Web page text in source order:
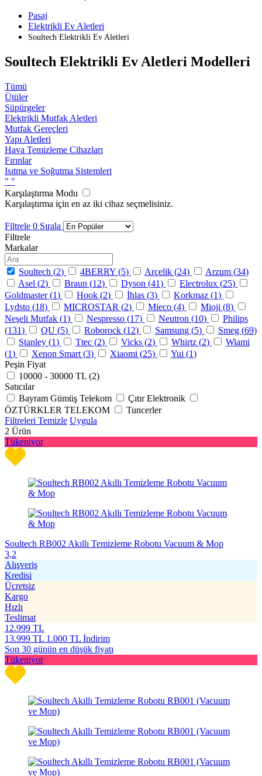
Pasaj
Elektrikli Ev Aletleri
Soultech Elektrikli Ev Aletleri
Soultech Elektrikli Ev Aletleri Modelleri
Tümü
Ütüler
Süpürgeler
Elektrikli Mutfak Aletleri
Mutfak Gereçleri
Yapı Aletleri
Hava Temizleme Cihazları
Fırınlar
Isıtma ve Soğutma Sistemleri
" "
Karşılaştırma Modu
Karşılaştırma için en az iki cihaz seçmelisiniz.
Filtrele 0 Sırala
Filtrele
Markalar
Soultech (2) 4BERRY (5) Arçelik (24) Arzum (34)
Asel (2) Braun (12) Dyson (41) Electrolux (25)
Goldmaster (1) Hook (2) İhlas (3) Korkmaz (1)
Lydsto (18) MICROSTAR (2) Mieco (4) Mioji (8)
Neşeli Mutfak (1) Nespresso (17) Neutron (10)
Philips
(131) QU (5) Roborock (12) Samsung (5) Smeg (69)
Stanley (1) Ttec (2) Vicks (2) Whirtz (2)
Wiami
(1) Xenon Smart (3) Xiaomi (25) Yui (1)
Peşin Fiyat
10000 - 30000 TL (2)
Satıcılar
Bayram Gümüş Telekom
Çıtır Elektronik
ÖZTÜRKLER TELEKOM
Tuncerler
Filtreleri Temizle Uygula
2 Ürün
Tükeniyor
Soultech RB002 Akıllı Temizleme Robotu Vacuum & Mop
3,2
Alışveriş
Kredisi
Ücretsiz
Kargo
Hızlı
Teslimat
12.999 TL
13.999 TL 1.000 TL İndirim
Son 30 günün en düşük fiyatı
Tükeniyor